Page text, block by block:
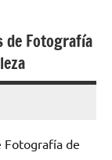
de Fotografía
Fotografía de